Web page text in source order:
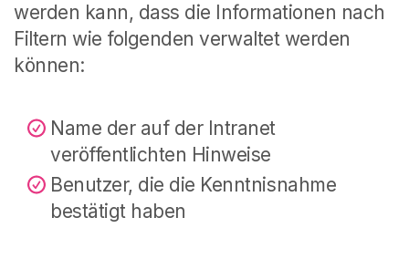
werden kann, dass die Informationen nach
Filtern wie folgenden verwaltet werden
können:
Name der auf der Intranet
veröffentlichten Hinweise
Benutzer, die die Kenntnisnahme
bestätigt haben